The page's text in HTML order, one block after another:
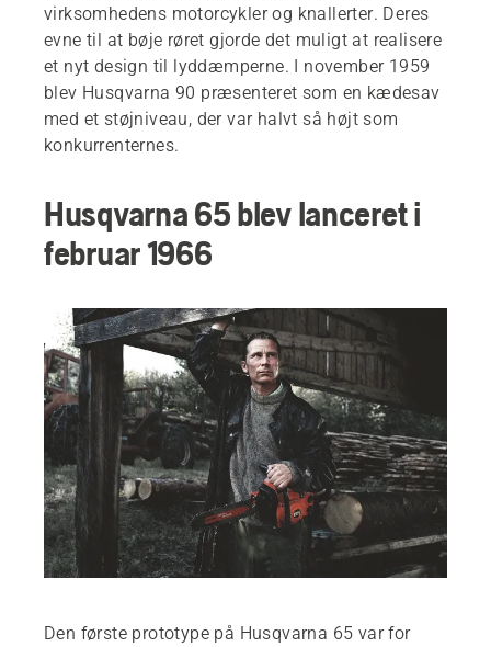
virksomhedens motorcykler og knallerter. Deres
evne til at bøje røret gjorde det muligt at realisere
et nyt design til lyddæmperne. I november 1959
blev Husqvarna 90 præsenteret som en kædesav
med et støjniveau, der var halvt så højt som
konkurrenternes.
Husqvarna 65 blev lanceret i
februar 1966
Den første prototype på Husqvarna 65 var for